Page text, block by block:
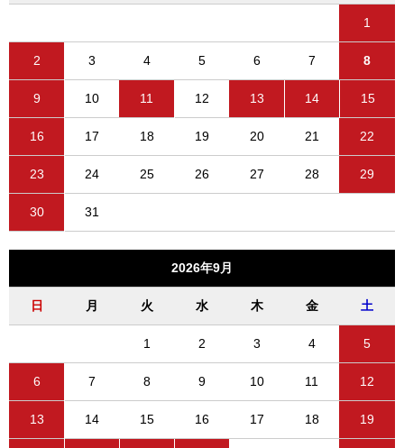
1
2 3 4 5 6 7 8
9 10 11 12 13 14 15
16 17 18 19 20 21 22
23 24 25 26 27 28 29
30 31
2026年9月
日 月 火 水 木 金 土
1 2 3 4 5
6 7 8 9 10 11 12
13 14 15 16 17 18 19